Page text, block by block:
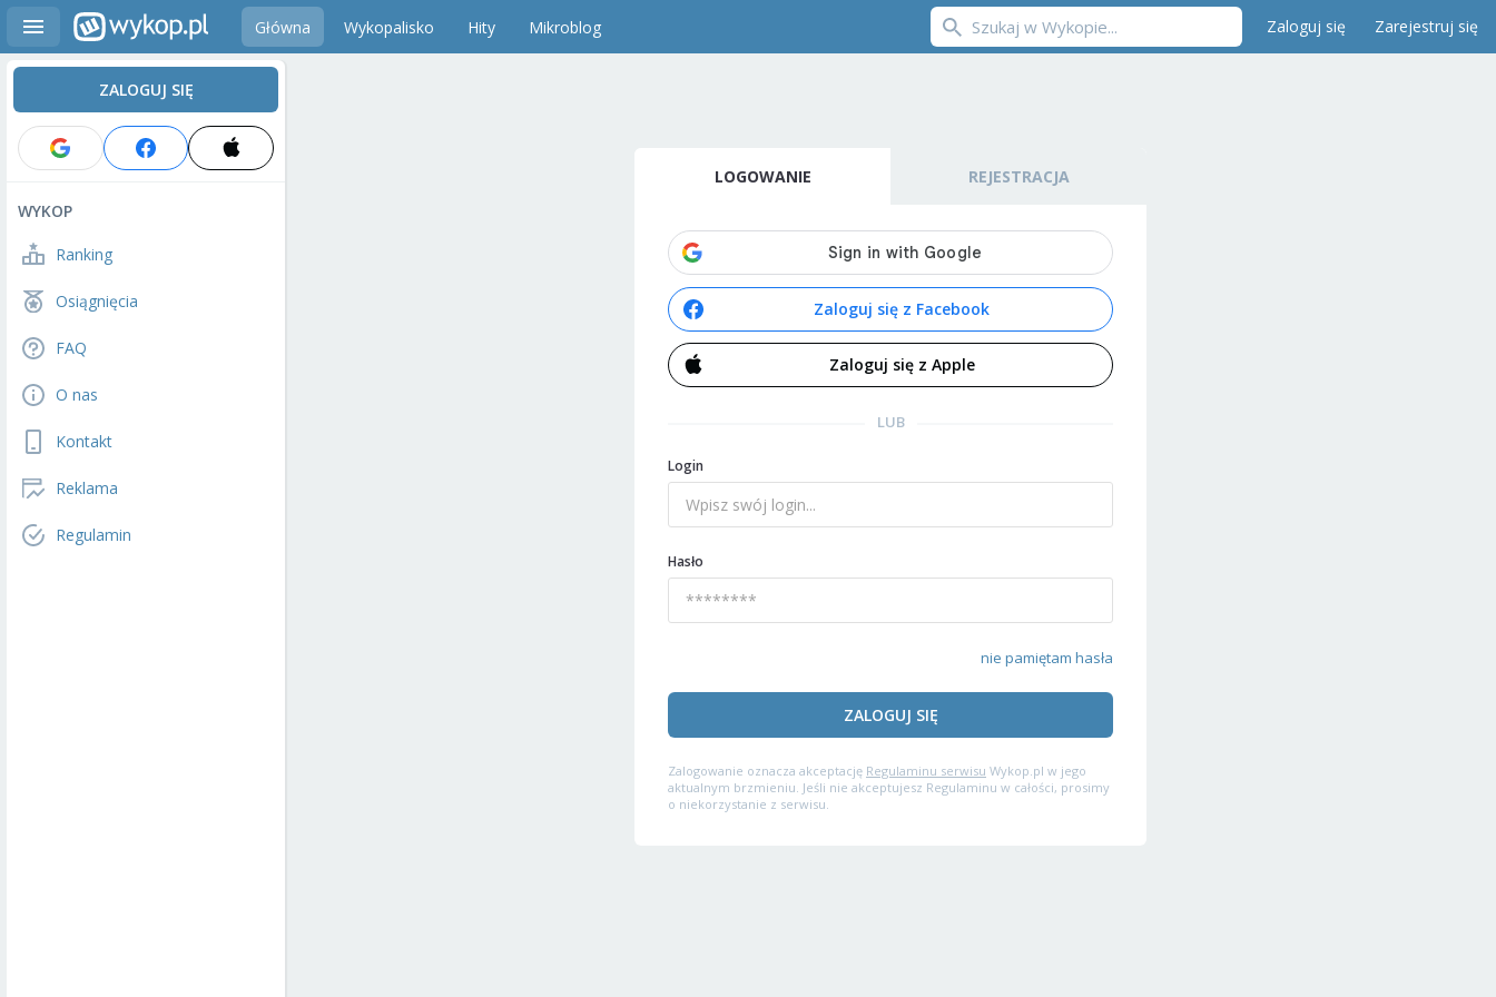
Główna Wykopalisko Hity Mikroblog Zaloguj się Zarejestruj się
ZALOGUJ SIĘ
WYKOP
Ranking
Osiągnięcia
FAQ
O nas
Kontakt
Reklama
Regulamin
LOGOWANIE REJESTRACJA
Zaloguj się z Facebook
Zaloguj się z Apple
LUB
Login
Hasło
nie pamiętam hasła
ZALOGUJ SIĘ
Zalogowanie oznacza akceptację Regulaminu serwisu Wykop.pl w jego
aktualnym brzmieniu. Jeśli nie akceptujesz Regulaminu w całości, prosimy
o niekorzystanie z serwisu.